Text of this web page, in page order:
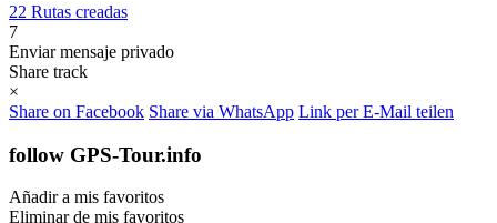
22 Rutas creadas
7
Enviar mensaje privado
Share track
×
Share on Facebook Share via WhatsApp Link per E-Mail teilen
follow GPS-Tour.info
Añadir a mis favoritos
Eliminar de mis favoritos